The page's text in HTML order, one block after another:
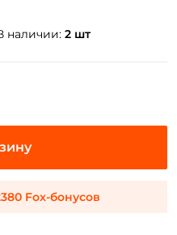
наличии: 2 шт
Fox-бонусов